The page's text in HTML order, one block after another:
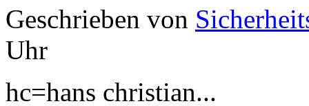
Geschrieben von
Uhr
hc=hans christian...